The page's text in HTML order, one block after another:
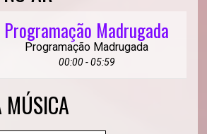
Programação Madrugada
Programação Madrugada
00:00 - 05:59
MÚSICA